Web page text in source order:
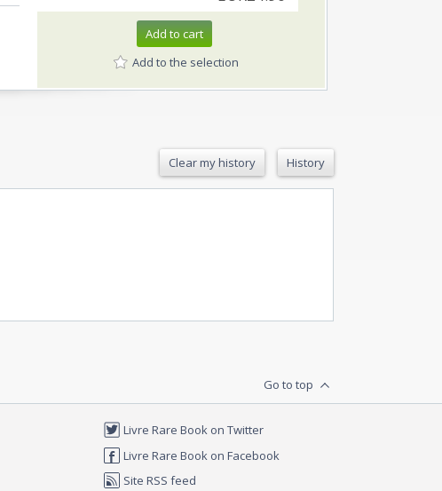
Add to cart
Add to the selection
Clear my history History
Go to top
Livre Rare Book on Twitter
Livre Rare Book on Facebook
Site RSS feed